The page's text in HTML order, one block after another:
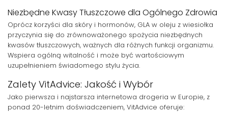
Niezbędne Kwasy Tłuszczowe dla Ogólnego Zdrowia
Oprócz korzyści dla skóry i hormonów, GLA w oleju z wiesiołka
przyczynia się do zrównoważonego spożycia niezbędnych
kwasów tłuszczowych, ważnych dla różnych funkcji organizmu.
Wspiera ogólną witalność i może być wartościowym
uzupełnieniem świadomego stylu życia.
Zalety VitAdvice: Jakość i Wybór
Jako pierwsza i najstarsza internetowa drogeria w Europie, z
ponad 20-letnim doświadczeniem, VitAdvice oferuje: